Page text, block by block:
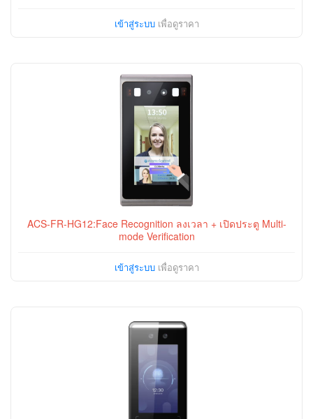
เข้าสู่ระบบเพื่อดูราคา
ACS-FR-HG12:Face Recognition ลงเวลา + เปิดประตู Multi-
mode Verification
เข้าสู่ระบบเพื่อดูราคา